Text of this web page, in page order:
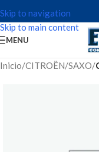
Skip to navigation
Skip to main content
MENU
Inicio CITROËN SAXO